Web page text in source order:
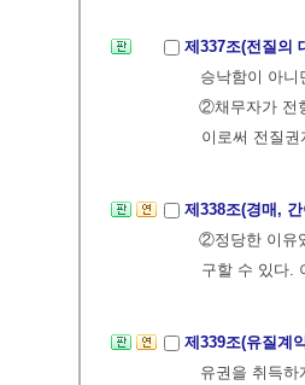
제337조(전질의
승낙함이 아
②채무자가 전
이로써 전질
제338조(경매,
②정당한 이유
구할 수 있다.
제339조(유질계
유권을 취득